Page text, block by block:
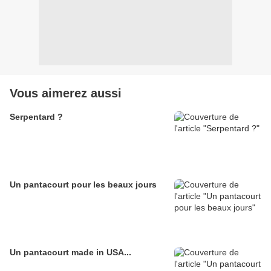
Vous aimerez aussi
Serpentard ?
Un pantacourt pour les beaux jours
Un pantacourt made in USA...